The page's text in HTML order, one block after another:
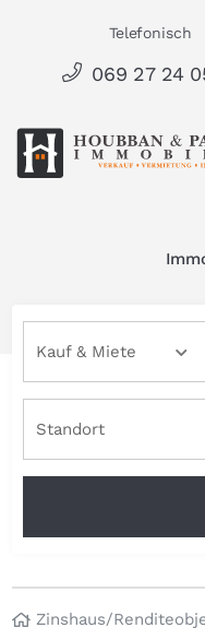
springen
Telefonisch
069 27 24
Kauf & Miete
Standort
Zinshaus/